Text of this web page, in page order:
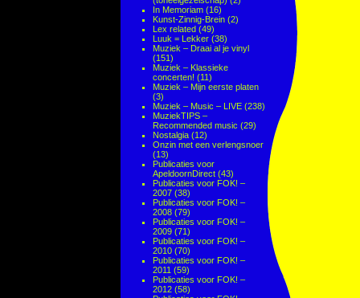
In Memoriam (16)
Kunst-Zinnig-Brein (2)
Lex related (49)
Luuk = Lekker (38)
Muziek – Draai al je vinyl
(151)
Muziek – Klassieke
concerten! (11)
Muziek – Mijn eerste platen
(3)
Muziek – Music – LIVE (238)
MuziekTIPS –
Recommended music (29)
Nostalgia (12)
Onzin met een verlengsnoer
(13)
Publicaties voor
ApeldoornDirect (43)
Publicaties voor FOK! –
2007 (38)
Publicaties voor FOK! –
2008 (79)
Publicaties voor FOK! –
2009 (71)
Publicaties voor FOK! –
2010 (70)
Publicaties voor FOK! –
2011 (59)
Publicaties voor FOK! –
2012 (58)